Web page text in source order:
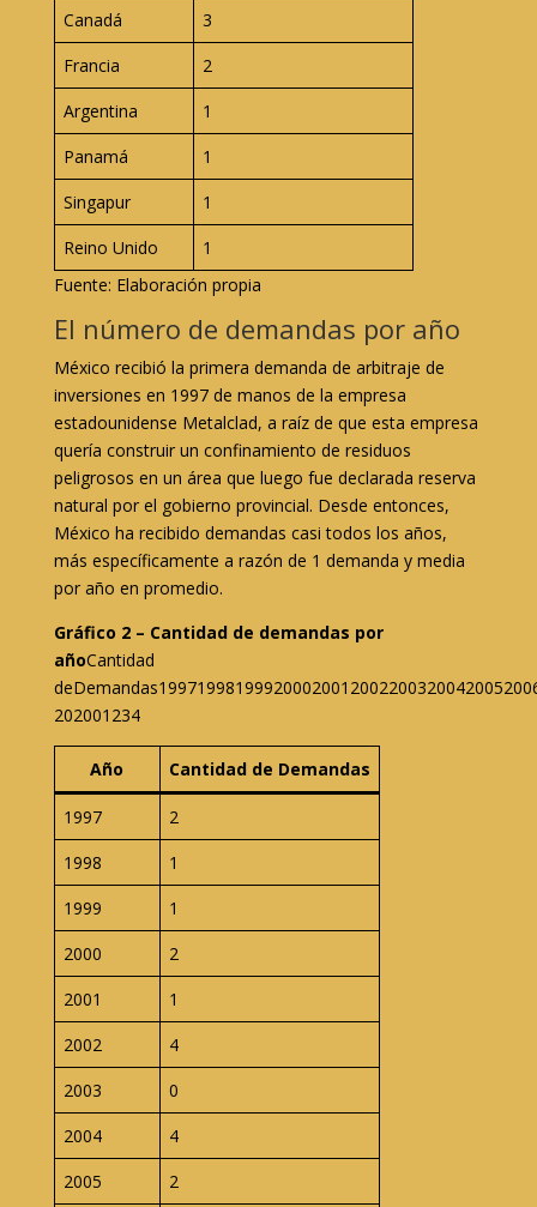
Canadá
3
Francia
2
Argentina
1
Panamá
1
Singapur
1
Reino Unido
1
Fuente: Elaboración propia
El número de demandas por año
México recibió la primera demanda de arbitraje de
inversiones en 1997 de manos de la empresa
estadounidense Metalclad, a raíz de que esta empresa
quería construir un confinamiento de residuos
peligrosos en un área que luego fue declarada reserva
natural por el gobierno provincial. Desde entonces,
México ha recibido demandas casi todos los años,
más específicamente a razón de 1 demanda y media
por año en promedio.
Gráfico 2 – Cantidad de demandas por
añoCantidad
202001234
Año Cantidad de Demandas
1997
2
1998
1
1999
1
2000
2
2001
1
2002
4
2003
0
2004
4
2005
2